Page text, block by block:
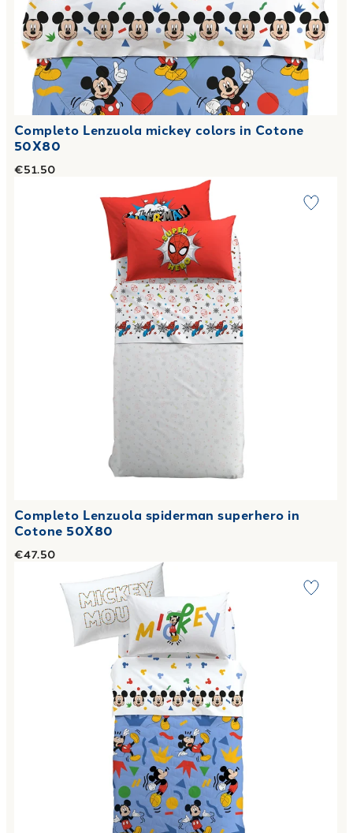
Completo Lenzuola mickey colors in Cotone
50X80
€51.50
Completo Lenzuola spiderman superhero in
Completo Lenzuola spiderman superhero in
Cotone 50X80
€47.50
Copriletto Primaverile mickey colors in Cotone